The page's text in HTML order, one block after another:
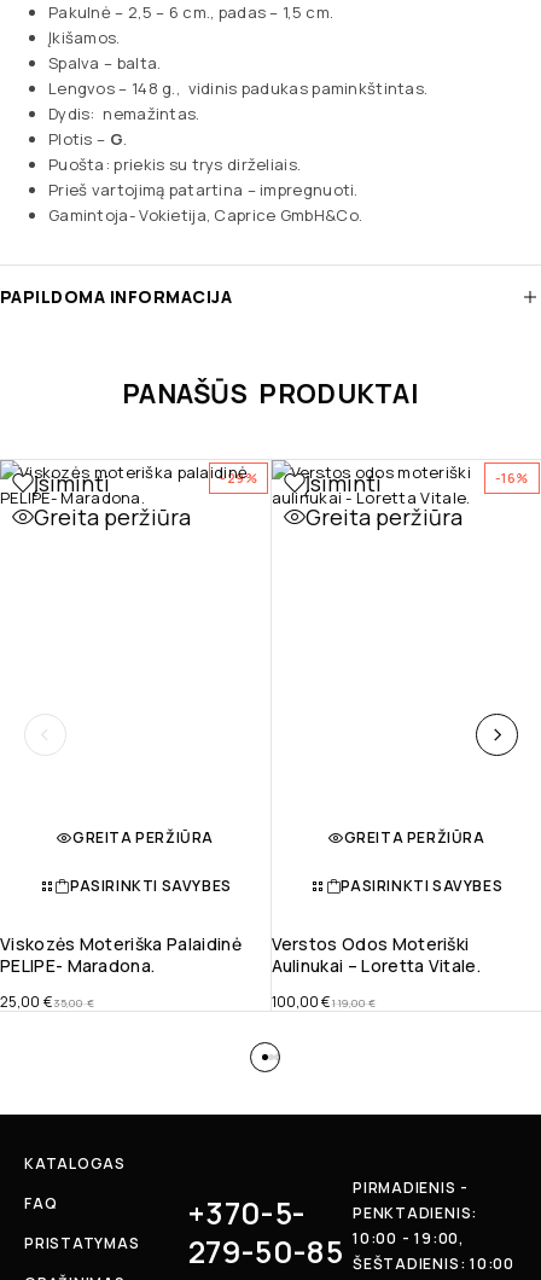
Pakulnė – 2,5 – 6 cm., padas – 1,5 cm.
Įkišamos.
Spalva – balta.
Lengvos – 148 g., vidinis padukas paminkštintas.
Dydis: nemažintas.
Plotis – G.
Puošta: priekis su trys dirželiais.
Prieš vartojimą patartina – impregnuoti.
Gamintoja- Vokietija, Caprice GmbH&Co.
PAPILDOMA INFORMACIJA
PANAŠŪS PRODUKTAI
-29%
Įsiminti
Greita peržiūra
GREITA PERŽIŪRA
PASIRINKTI SAVYBES
Viskozės Moteriška Palaidinė
PELIPE- Maradona.
35,00€
25,00 €
-16%
Įsiminti
Greita peržiūra
GREITA PERŽIŪRA
PASIRINKTI SAVYBES
Verstos Odos Moteriški
Aulinukai – Loretta Vitale.
119,00€
100,00€
KATALOGAS
FAQ
PRISTATYMAS
+370-5-
279-50-85
PIRMADIENIS -
PENKTADIENIS:
10:00 - 19:00,
ŠEŠTADIENIS: 10:00